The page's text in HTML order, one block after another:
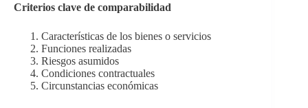
Criterios clave de comparabilidad
Características de los bienes o servicios
Funciones realizadas
Riesgos asumidos
Condiciones contractuales
Circunstancias económicas